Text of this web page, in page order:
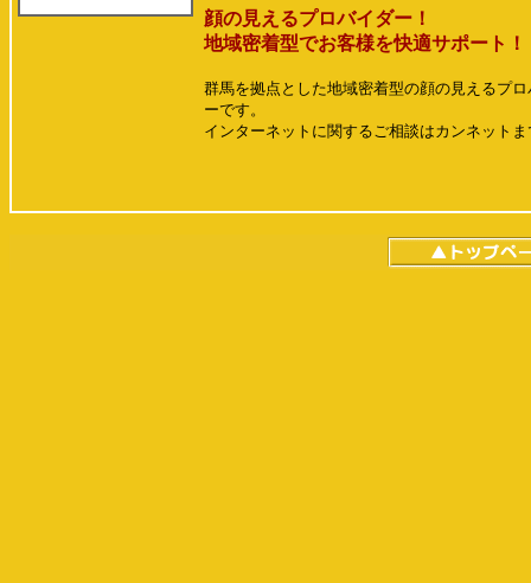
顔の見えるプロバイダー！
地域密着型でお客様を快適サポート！
群馬を拠点とした地域密着型の顔の見えるプロ
ーです。
インターネットに関するご相談はカンネットま